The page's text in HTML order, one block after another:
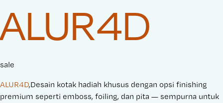
ALUR4D
sale
ALUR4D,Desain kotak hadiah khusus dengan opsi finishing
premium seperti emboss, foiling, dan pita — sempurna untuk